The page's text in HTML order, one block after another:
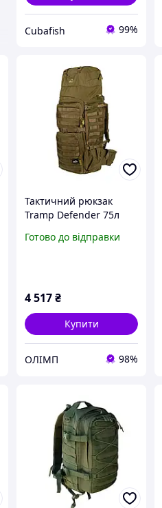
Cubafish 99%
Тактичний рюкзак
Tramp Defender 75л
Готово до відправки
4 517₴
Купити
ОЛІМП 98%